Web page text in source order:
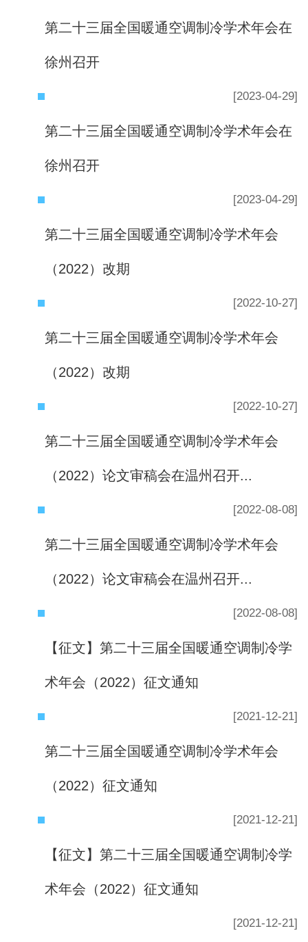
第二十三届全国暖通空调制冷学术年会在
徐州召开
[2023-04-29]
第二十三届全国暖通空调制冷学术年会在
徐州召开
[2023-04-29]
第二十三届全国暖通空调制冷学术年会
（2022）改期
[2022-10-27]
第二十三届全国暖通空调制冷学术年会
（2022）改期
[2022-10-27]
第二十三届全国暖通空调制冷学术年会
（2022）论文审稿会在温州召开...
[2022-08-08]
第二十三届全国暖通空调制冷学术年会
（2022）论文审稿会在温州召开...
[2022-08-08]
【征文】第二十三届全国暖通空调制冷学
术年会（2022）征文通知
[2021-12-21]
第二十三届全国暖通空调制冷学术年会
（2022）征文通知
[2021-12-21]
【征文】第二十三届全国暖通空调制冷学
术年会（2022）征文通知
[2021-12-21]